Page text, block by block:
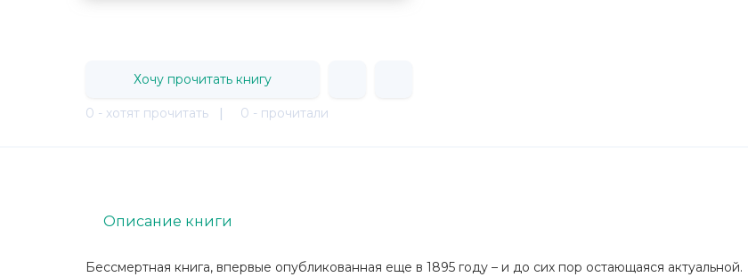
Хочу прочитать книгу
0 - хотят прочитать | 0 - прочитали
Бессмертная книга, впервые опубликованная еще в 1895 году – и до сих пор остающаяся актуальной.
Описание книги